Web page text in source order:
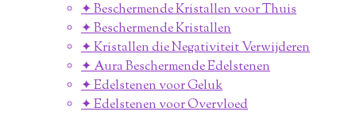
✦ Beschermende Kristallen voor Thuis
✦ Beschermende Kristallen
✦ Kristallen die Negativiteit Verwijderen
✦ Aura Beschermende Edelstenen
✦ Edelstenen voor Geluk
✦ Edelstenen voor Overvloed